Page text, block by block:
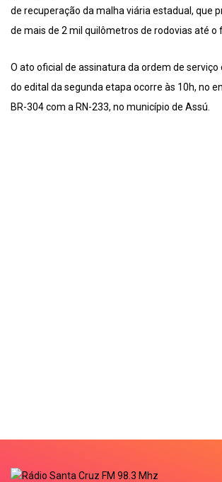
de recuperação da malha viária estadual, que
de mais de 2 mil quilômetros de rodovias até o
O ato oficial de assinatura da ordem de serviço
do edital da segunda etapa ocorre às 10h, no
BR-304 com a RN-233, no município de Assú.